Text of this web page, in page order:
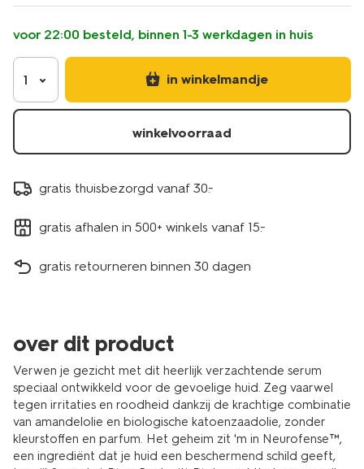
huid-
17870112.html
voor 22:00 besteld, binnen 1-3 werkdagen in huis
1 in winkelmandje
winkelvoorraad
gratis thuisbezorgd vanaf 30.-
gratis afhalen in 500+ winkels vanaf 15.-
gratis retourneren binnen 30 dagen
over dit product
Verwen je gezicht met dit heerlijk verzachtende serum
speciaal ontwikkeld voor de gevoelige huid. Zeg vaarwel
tegen irritaties en roodheid dankzij de krachtige combinatie
van amandelolie en biologische katoenzaadolie, zonder
kleurstoffen en parfum. Het geheim zit 'm in Neurofense™,
een ingrediënt dat je huid een beschermend schild geeft,